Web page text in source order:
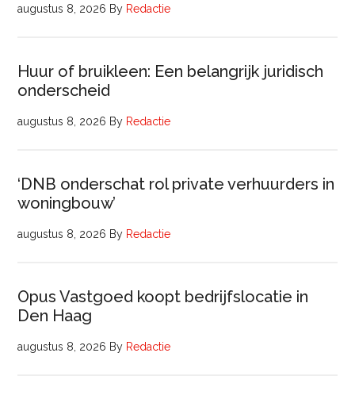
augustus 8, 2026 By Redactie
Huur of bruikleen: Een belangrijk juridisch
onderscheid
augustus 8, 2026 By Redactie
‘DNB onderschat rol private verhuurders in
woningbouw’
augustus 8, 2026 By Redactie
Opus Vastgoed koopt bedrijfslocatie in
Den Haag
augustus 8, 2026 By Redactie